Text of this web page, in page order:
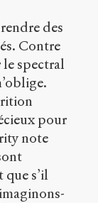
des
Contre
le spectral
pour
note
s’il